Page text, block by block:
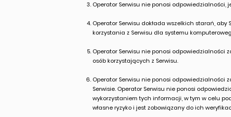
Operator Serwisu nie ponosi odpowiedzialności,
Operator Serwisu dokłada wszelkich starań,
korzystania z Serwisu dla systemu
Operator Serwisu nie ponosi odpowiedzialności
osób korzystających z Serwisu.
Operator Serwisu nie ponosi odpowiedzialności
Serwisie. Operator Serwisu nie ponosi
wykorzystaniem tych informacji, w tym w celu
własne ryzyko i jest zobowiązany do ich